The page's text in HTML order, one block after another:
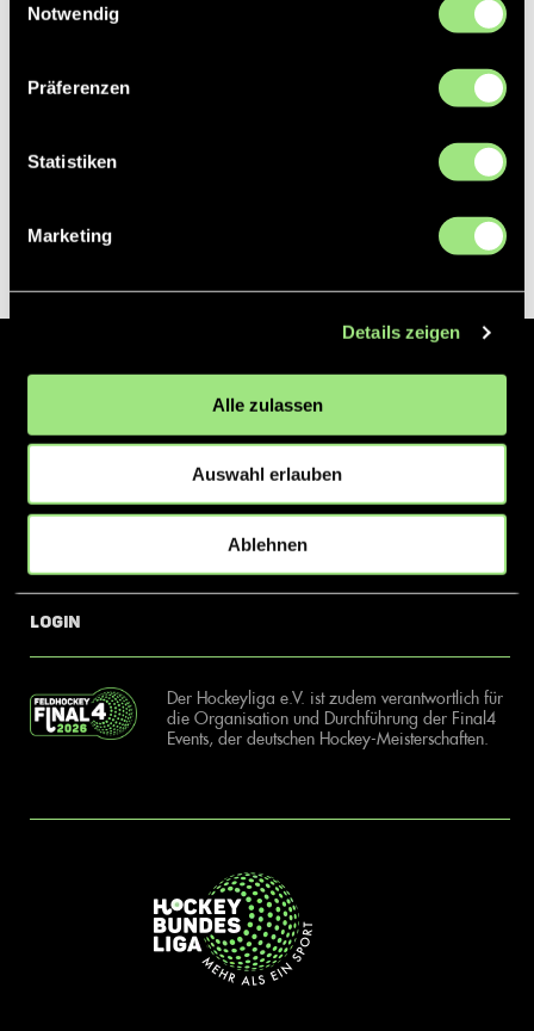
Notwendig
Präferenzen
Statistiken
Marketing
Details zeigen
Alle zulassen
Auswahl erlauben
Ablehnen
Der Hockeyliga e.V. ist verantwortlich für die Organisation und
der Halle. Insgesamt sind über 60 Vereine unter dem Dach der
Hockeyliga organisiert, sowohl im Herren als auch im Damen
News
Login
Kontakt
Der Hockeyliga e.V. ist zudem verantwortlich für
die Organisation und Durchführung der Final4
Events, der deutschen Hockey-Meisterschaften.